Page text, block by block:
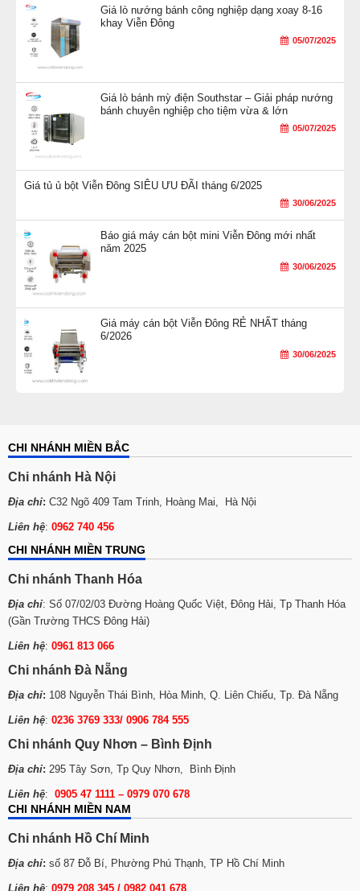
Giá lò nướng bánh công nghiệp dạng xoay 8-16
khay Viễn Đông
05/07/2025
Giá lò bánh mỳ điện Southstar – Giải pháp nướng
bánh chuyên nghiệp cho tiệm vừa & lớn
05/07/2025
Giá tủ ủ bột Viễn Đông SIÊU ƯU ĐÃI tháng 6/2025
30/06/2025
Báo giá máy cán bột mini Viễn Đông mới nhất
năm 2025
30/06/2025
Giá máy cán bột Viễn Đông RẺ NHẤT tháng
6/2026
30/06/2025
CHI NHÁNH MIỀN BẮC
Chi nhánh Hà Nội
Địa chỉ: C32 Ngõ 409 Tam Trinh, Hoàng Mai, Hà Nội
Liên hệ: 0962 740 456
CHI NHÁNH MIỀN TRUNG
Chi nhánh Thanh Hóa
Địa chỉ: Số 07/02/03 Đường Hoàng Quốc Việt, Đông Hải, Tp Thanh Hóa
(Gần Trường THCS Đông Hải)
Liên hệ: 0961 813 066
Chi nhánh Đà Nẵng
Địa chỉ: 108 Nguyễn Thái Bình, Hòa Minh, Q. Liên Chiểu, Tp. Đà Nẵng
Liên hệ: 0236 3769 333/ 0906 784 555
Chi nhánh Quy Nhơn – Bình Định
Địa chỉ: 295 Tây Sơn, Tp Quy Nhơn, Bình Định
Liên hệ: 0905 47 1111 – 0979 070 678
CHI NHÁNH MIỀN NAM
Chi nhánh Hồ Chí Minh
Địa chỉ: số 87 Đỗ Bí, Phường Phú Thạnh, TP Hồ Chí Minh
Liên hệ: 0979 208 345 / 0982 041 678